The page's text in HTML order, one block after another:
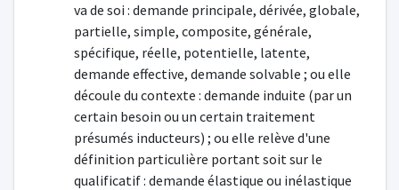
va de soi : demande principale, dérivée, globale,
partielle, simple, composite, générale,
spécifique, réelle, potentielle, latente,
demande effective, demande solvable ; ou elle
découle du contexte : demande induite (par un
certain besoin ou un certain traitement
présumés inducteurs) ; ou elle relève d'une
définition particulière portant soit sur le
qualificatif : demande élastique ou inélastique